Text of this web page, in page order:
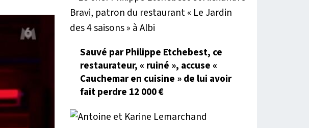
Sauvé par Philippe Etchebest, ce
restaurateur, « ruiné », accuse «
Cauchemar en cuisine » de lui avoir
fait perdre 12 000 €